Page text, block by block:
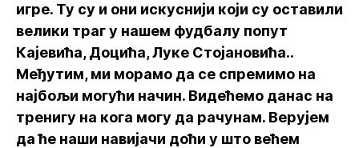
игре. Ту су и они искуснији који су оставили
велики траг у нашем фудбалу попут
Кајевића, Доцића, Луке Стојановића..
Међутим, ми морамо да се спремимо на
најбољи могући начин. Видећемо данас на
тренигу на кога могу да рачунам. Верујем
да ће наши навијачи доћи у што већем